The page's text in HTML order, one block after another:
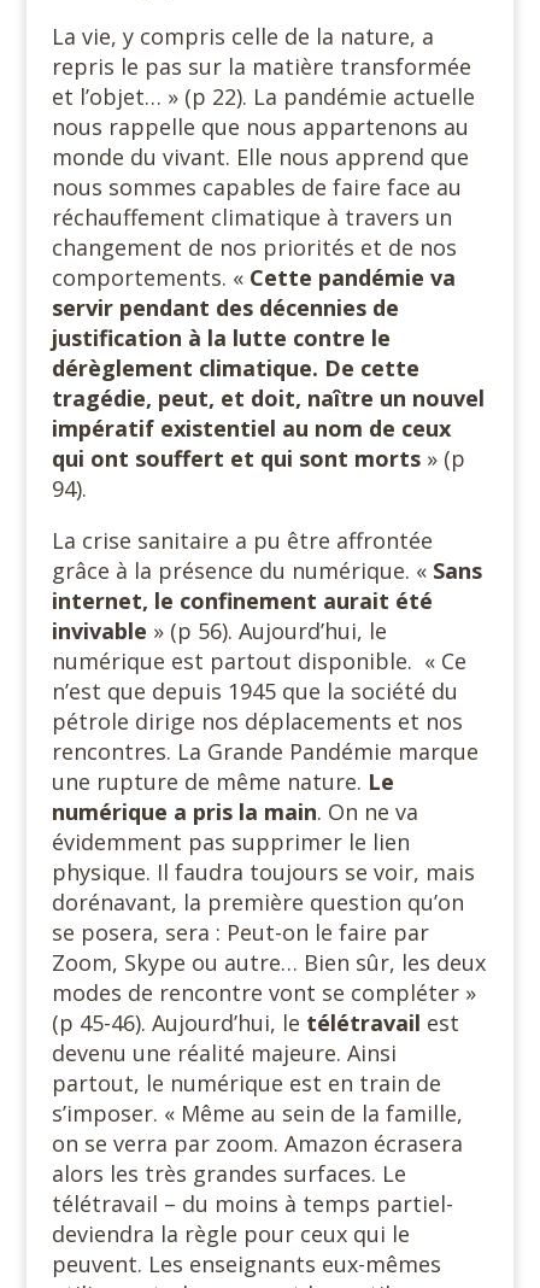
La vie, y compris celle de la nature, a
repris le pas sur la matière transformée
et l’objet… » (p 22). La pandémie actuelle
nous rappelle que nous appartenons au
monde du vivant. Elle nous apprend que
nous sommes capables de faire face au
réchauffement climatique à travers un
changement de nos priorités et de nos
comportements. « Cette pandémie va
servir pendant des décennies de
justification à la lutte contre le
dérèglement climatique. De cette
tragédie, peut, et doit, naître un nouvel
impératif existentiel au nom de ceux
qui ont souffert et qui sont morts » (p
94).
La crise sanitaire a pu être affrontée
grâce à la présence du numérique. « Sans
internet, le confinement aurait été
invivable » (p 56). Aujourd’hui, le
numérique est partout disponible. « Ce
n’est que depuis 1945 que la société du
pétrole dirige nos déplacements et nos
rencontres. La Grande Pandémie marque
une rupture de même nature. Le
numérique a pris la main. On ne va
évidemment pas supprimer le lien
physique. Il faudra toujours se voir, mais
dorénavant, la première question qu’on
se posera, sera : Peut-on le faire par
Zoom, Skype ou autre… Bien sûr, les deux
modes de rencontre vont se compléter »
(p 45-46). Aujourd’hui, le télétravail est
devenu une réalité majeure. Ainsi
partout, le numérique est en train de
s’imposer. « Même au sein de la famille,
on se verra par zoom. Amazon écrasera
alors les très grandes surfaces. Le
télétravail – du moins à temps partiel-
deviendra la règle pour ceux qui le
peuvent. Les enseignants eux-mêmes